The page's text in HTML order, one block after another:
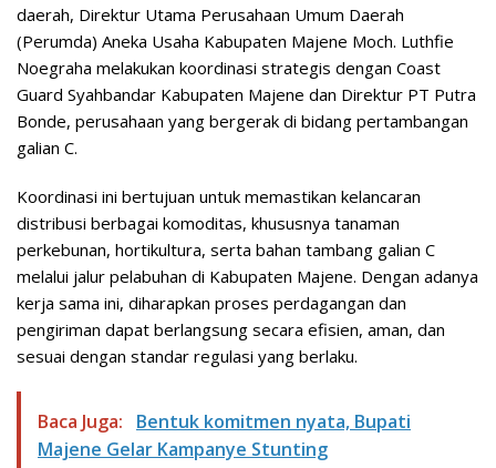
daerah, Direktur Utama Perusahaan Umum Daerah
(Perumda) Aneka Usaha Kabupaten Majene Moch. Luthfie
Noegraha melakukan koordinasi strategis dengan Coast
Guard Syahbandar Kabupaten Majene dan Direktur PT Putra
Bonde, perusahaan yang bergerak di bidang pertambangan
galian C.
Koordinasi ini bertujuan untuk memastikan kelancaran
distribusi berbagai komoditas, khususnya tanaman
perkebunan, hortikultura, serta bahan tambang galian C
melalui jalur pelabuhan di Kabupaten Majene. Dengan adanya
kerja sama ini, diharapkan proses perdagangan dan
pengiriman dapat berlangsung secara efisien, aman, dan
sesuai dengan standar regulasi yang berlaku.
Baca Juga:
Bentuk komitmen nyata, Bupati
Majene Gelar Kampanye Stunting